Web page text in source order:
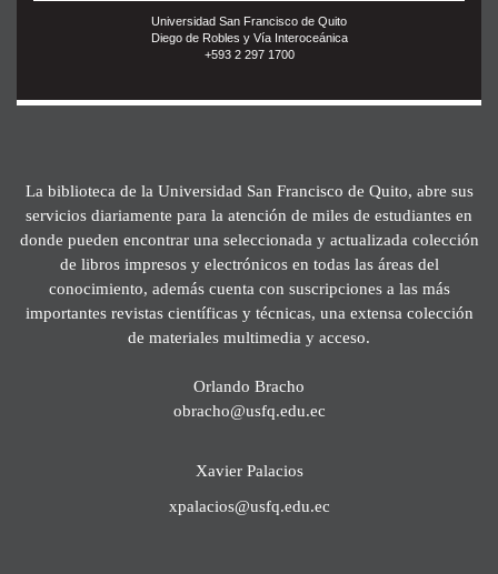
Universidad San Francisco de Quito
Diego de Robles y Vía Interoceánica
+593 2 297 1700
La biblioteca de la Universidad San Francisco de Quito, abre sus
servicios diariamente para la atención de miles de estudiantes en
donde pueden encontrar una seleccionada y actualizada colección
de libros impresos y electrónicos en todas las áreas del
conocimiento, además cuenta con suscripciones a las más
importantes revistas científicas y técnicas, una extensa colección
de materiales multimedia y acceso.
Orlando Bracho
obracho@usfq.edu.ec
Xavier Palacios
xpalacios@usfq.edu.ec